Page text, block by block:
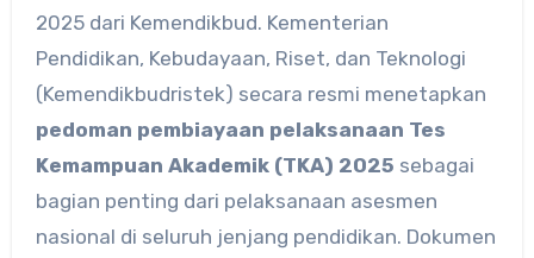
2025 dari Kemendikbud. Kementerian
Pendidikan, Kebudayaan, Riset, dan Teknologi
(Kemendikbudristek) secara resmi menetapkan
pedoman pembiayaan pelaksanaan Tes
Kemampuan Akademik (TKA) 2025 sebagai
bagian penting dari pelaksanaan asesmen
nasional di seluruh jenjang pendidikan. Dokumen